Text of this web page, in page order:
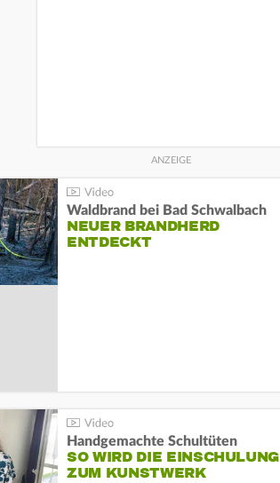
Waldbrand bei Bad Schwalbach
NEUER BRANDHERD
ENTDECKT
Handgemachte Schultüten
SO WIRD DIE EINSCHULUNG
ZUM KUNSTWERK